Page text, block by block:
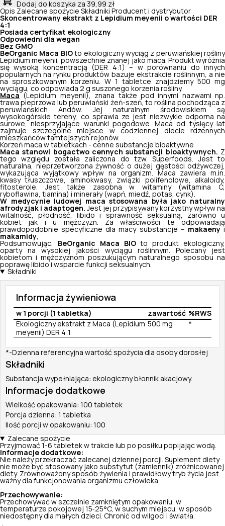
Dodaj do koszyka za 39,99 zł
Opis Zalecane spożycie Składniki Producent i dystrybutor
Skoncentrowany ekstrakt z Lepidium meyenii o wartości DER
4:1
Posiada certyfikat ekologiczny
Odpowiedni dla wegan
Bez GMO
BeOrganic Maca BIOto ekologiczny wyciąg z peruwiańskiej rośliny
Lepidium meyenii , powszechnie znanej jako maca. Produkt wyróżnia
się wysoką koncentracją (DER 4:1) – w porównaniu do innych
popularnych na rynku produktów bazuje ekstrakcie roślinnym, a nie
na sproszkowanym korzeniu. W 1 tabletce znajdziemy 500 mg
wyciągu, co odpowiada 2 g suszonego korzenia rośliny.
Maca ( Lepidium meyenii), znana także pod innymi nazwami np.
trawa pieprzowa lub peruwiański żeń-szeń, to roślina pochodząca z
peruwiańskich Andów. Jej naturalnym środowiskiem są
wysokogórskie tereny, co sprawia ze jest niezwykle odporna na
surowe, niesprzyjające warunki pogodowe. Maca od tysięcy lat
zajmuje szczególne miejsce w codziennej diecie rdzennych
mieszkańców tamtejszych rejonów.
Korzeń maca w tabletkach - cenne substancje bioaktywne
Maca stanowi bogactwo cennych substancji bioaktywnych. Z
tego względu została zaliczona do tzw.Superfoods . Jest to
naturalna, nieprzetworzona żywność o dużej gęstości odżywczej,
wykazująca wyjątkowy wpływ na organizm. Maca zawiera m.in.
kwasy tłuszczowe, aminokwasy, związki polifenolowe, alkaloidy,
fitosterole. Jest także zasobna w witaminy (witamina C,
ryboflawina, tiamina) i minerały (wapń, miedź, potas, cynk).
W medycynie ludowej maca stosowana była jako naturalny
afrodyzjak i adaptogen. Jest jej przypisywany korzystny wpływ na
witalność, płodność, libido i sprawność seksualną, zarówno u
kobiet jak i u mężczyzn. Za właściwości te odpowiadają
prawdopodobnie specyficzne dla macy substancje – makaenyi
makamidy
Podsumowując,
BeOrganic Maca BIOto produkt ekologiczny,
oparty na wysokiej jakości wyciągu roślinnym. Polecany jest
kobietom i mężczyznom poszukującym naturalnego sposobu na
poprawę libido i wsparcie funkcji seksualnych.
Składniki
Informacja żywieniowa
w 1 porcji (1 tabletka) zawartość %RWS
Ekologiczny ekstrakt z Maca (Lepidium
meyenii) DER 4:1
500 mg *
*-Dzienna referencyjna wartość spożycia dla osoby dorosłej
Składniki
Substancja wypełniająca: ekologiczny błonnik akacjowy.
Informacje dodatkowe
Wielkość opakowania: 100 tabletek
Porcja dzienna: 1 tabletka
Ilość porcji w opakowaniu: 100
Zalecane spożycie
Przyjmować 1-6 tabletek w trakcie lub po posiłku popijając wodą.
Informacje dodatkowe:
Nie należy przekraczać zalecanej dziennej porcji. Suplement diety
nie może być stosowany jako substytut (zamiennik) zróżnicowanej
diety. Zrównoważony sposób żywienia i prawidłowy tryb życia jest
ważny dla funkcjonowania organizmu człowieka.
Przechowywanie:
Przechowywać w szczelnie zamkniętym opakowaniu, w
temperaturze pokojowej 15‑25°C, w suchym miejscu, w sposób
niedostępny dla małych dzieci. Chronić od wilgoci i światła.